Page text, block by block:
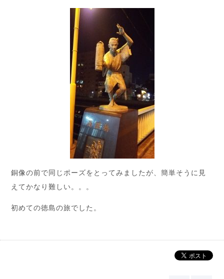
銅像の前で同じポーズをとってみましたが、簡単そうに見
えてかなり難しい。。。
初めての徳島の旅でした。